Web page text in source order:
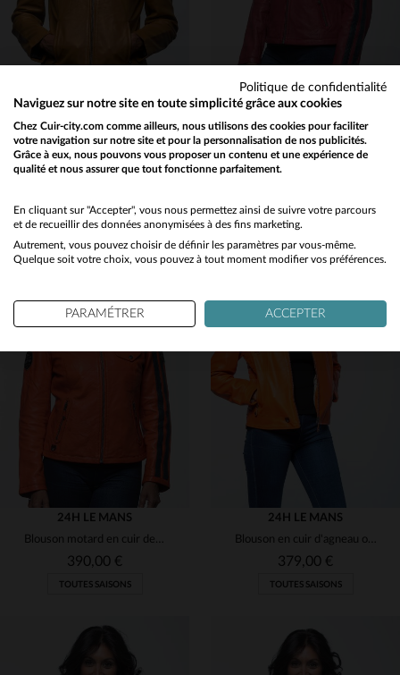
M
24H LE MANS
Cuir de mouton jaune, coupe droite et légère, hommage aux 24h du Mans.
390,00 €
24H LE MANS
Blouson motard en cuir de mouton rouge, licence 24h Le Mans.
390,00 €
24H LE MANS
Blouson motard en cuir de mouton orange. Souple, léger et intemporel.
390,00 €
TOUTES SAISONS
24H LE MANS
Blouson en cuir d'agneau orange, col motard, coupe régulière.
379,00 €
TOUTES SAISONS
Would you like to be redirected to our English site?
No
Yes
Politique de confidentialité
Naviguez sur notre site en toute simplicité grâce aux cookies
Chez Cuir-city.com comme ailleurs, nous utilisons des cookies pour faciliter
votre navigation sur notre site et pour la personnalisation de nos publicités.
Grâce à eux, nous pouvons vous proposer un contenu et une expérience de
qualité et nous assurer que tout fonctionne parfaitement.
En cliquant sur "Accepter", vous nous permettez ainsi de suivre votre parcours
et de recueillir des données anonymisées à des fins marketing.
Autrement, vous pouvez choisir de définir les paramètres par vous-même.
Quelque soit votre choix, vous pouvez à tout moment modifier vos préférences.
PARAMÉTRER ACCEPTER